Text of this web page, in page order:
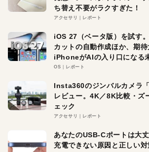
ち替え不要がラクすぎた！
アクセサリ レポート
iOS 27（ベータ版）を試す
カットの自動作成ほか、期待
iPhoneがAIの入り口になる
OS レポート
Insta360のジンバルカメラ
レビュー。4K／8K比較・ズ
ェック
アクセサリ レポート
あなたのUSB-Cポートは大
充電できない原因と正しい対